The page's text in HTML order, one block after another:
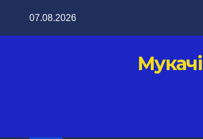
07.08.2026